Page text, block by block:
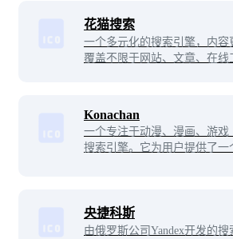
花猫搜索
一个多元化的搜索引擎，内容
覆盖不限于网站、文章、在线
Konachan
一个专注于动漫、漫画、游戏
搜索引擎。它为用户提供了一
漫壁纸。
央捷科斯
由俄罗斯公司Yandex开发的